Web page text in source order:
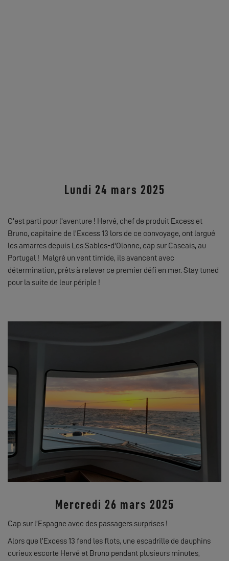
Lundi 24 mars 2025
C'est parti pour l'aventure ! Hervé, chef de produit Excess et
Bruno, capitaine de l'Excess 13 lors de ce convoyage, ont largué
les amarres depuis Les Sables-d'Olonne, cap sur Cascais, au
Portugal ! Malgré un vent timide, ils avancent avec
détermination, prêts à relever ce premier défi en mer. Stay tuned
pour la suite de leur périple !
Mercredi 26 mars 2025
Cap sur l’Espagne avec des passagers surprises !
Alors que l’Excess 13 fend les flots, une escadrille de dauphins
curieux escorte Hervé et Bruno pendant plusieurs minutes,